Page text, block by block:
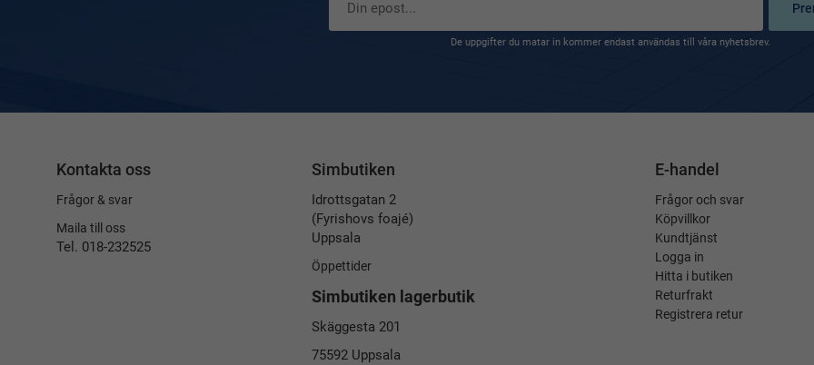
De uppgifter du matar in kommer endast användas till våra nyhetsbrev.
Kontakta oss
Frågor & svar
Maila till oss
Tel. 018-232525
Simbutiken
Idrottsgatan 2
(Fyrishovs foajé)
Uppsala
Öppettider
Simbutiken lagerbutik
Skäggesta 201
75592 Uppsala
E-handel
Frågor och svar
Köpvillkor
Kundtjänst
Logga in
Hitta i butiken
Returfrakt
Registrera retur